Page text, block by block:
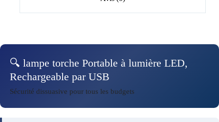
🔍 lampe torche Portable à lumière LED,
Rechargeable par USB
Sécurité dissuasive pour tous les budgets